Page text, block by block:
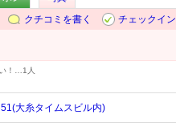
クチコミを書く
チェックイン
！… 1人
大糸タイムスビル内)